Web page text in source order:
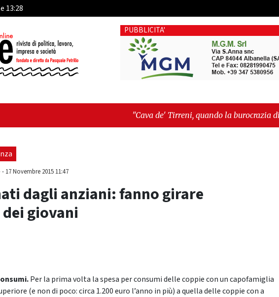
13:28
PUBBLICITA'
"Cava de' Tirreni, quando la burocrazia dimentica perché
Ancora"
- 17 Novembre 2015 11:47
dagli anziani: fanno girare
giovani
Per la prima volta la spesa per consumi delle coppie con un capofamiglia
(e non di poco: circa 1.200 euro l’anno in più) a quella delle coppie con a